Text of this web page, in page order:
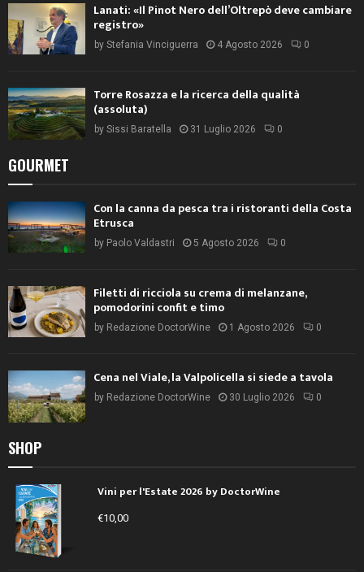
Lanati: «Il Pinot Nero dell’Oltrepò deve cambiare
registro»
by Stefania Vinciguerra 4 Agosto 2026 0
Torre Rosazza e la ricerca della qualità
(assoluta)
by Sissi Baratella 31 Luglio 2026 0
GOURMET
Con la canna da pesca tra i ristoranti della Costa
Etrusca
by Paolo Valdastri 5 Agosto 2026 0
Filetti di ricciola su crema di melanzane,
pomodorini confit e timo
by Redazione DoctorWine 1 Agosto 2026 0
Cena nel Viale, la Valpolicella si siede a tavola
by Redazione DoctorWine 30 Luglio 2026 0
SHOP
Vini per l'Estate 2026 by DoctorWine
€10,00